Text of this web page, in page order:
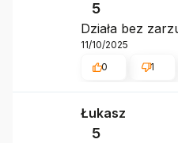
5
Działa bez
11/10/2025
0
1
Łukasz
5